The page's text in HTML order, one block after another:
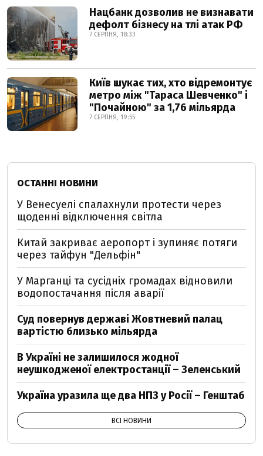
Нацбанк дозволив не визнавати
дефолт бізнесу на тлі атак РФ
7 СЕРПНЯ, 18:33
Київ шукає тих, хто відремонтує
метро між "Тараса Шевченко" і
"Почайною" за 1,76 мільярда
7 СЕРПНЯ, 19:55
ОСТАННІ НОВИНИ
У Венесуелі спалахнули протести через
щоденні відключення світла
Китай закриває аеропорт і зупиняє потяги
через тайфун "Дельфін"
У Марганці та сусідніх громадах відновили
водопостачання після аварії
Суд повернув державі Жовтневий палац
вартістю близько мільярда
В Україні не залишилося жодної
неушкодженої електростанції – Зеленський
Україна уразила ще два НПЗ у Росії – Генштаб
ВСІ НОВИНИ